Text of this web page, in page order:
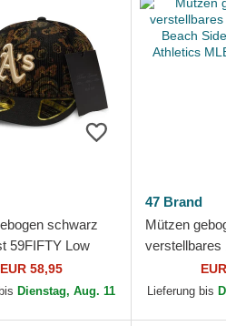
schwarz
59FIFTY Low
Cord Three
Corduroy
EUR 58,95
Dienstag, Aug. 11
47 Brand
Mützen
verstellbares
Beach Side
Athletics
Lieferung bis